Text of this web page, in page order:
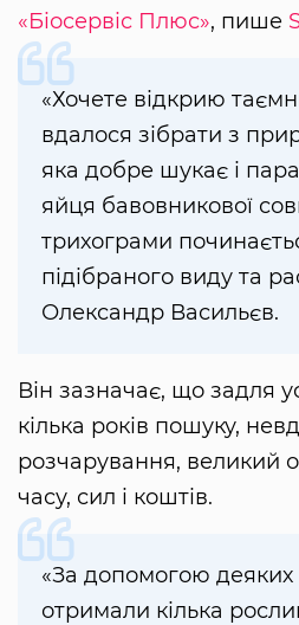
«Біосервіс Плюс», пише
«Хочете відкрию
вдалося зібрати з
яка добре шукає і
яйця бавовникової
трихограми
підібраного виду та
Олександр Васильєв.
Він зазначає, що задля
кілька років пошуку,
розчарування, великий
часу, сил і коштів.
«За допомогою деяких
отримали кілька